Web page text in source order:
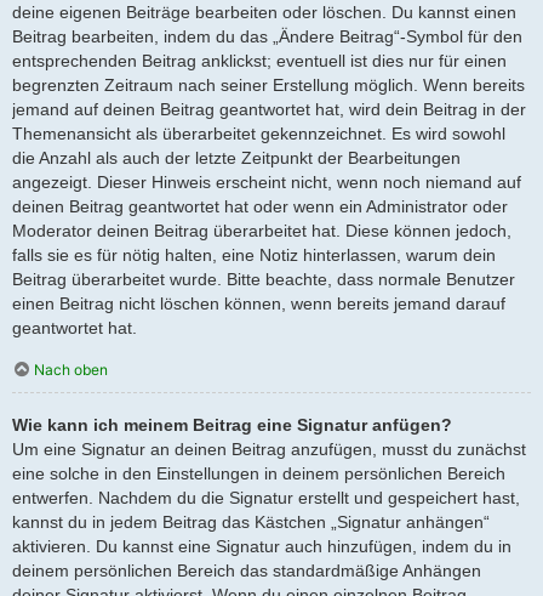
deine eigenen Beiträge bearbeiten oder löschen. Du kannst einen
Beitrag bearbeiten, indem du das „Ändere Beitrag“-Symbol für den
entsprechenden Beitrag anklickst; eventuell ist dies nur für einen
begrenzten Zeitraum nach seiner Erstellung möglich. Wenn bereits
jemand auf deinen Beitrag geantwortet hat, wird dein Beitrag in der
Themenansicht als überarbeitet gekennzeichnet. Es wird sowohl
die Anzahl als auch der letzte Zeitpunkt der Bearbeitungen
angezeigt. Dieser Hinweis erscheint nicht, wenn noch niemand auf
deinen Beitrag geantwortet hat oder wenn ein Administrator oder
Moderator deinen Beitrag überarbeitet hat. Diese können jedoch,
falls sie es für nötig halten, eine Notiz hinterlassen, warum dein
Beitrag überarbeitet wurde. Bitte beachte, dass normale Benutzer
einen Beitrag nicht löschen können, wenn bereits jemand darauf
geantwortet hat.
Nach oben
Wie kann ich meinem Beitrag eine Signatur anfügen?
Um eine Signatur an deinen Beitrag anzufügen, musst du zunächst
eine solche in den Einstellungen in deinem persönlichen Bereich
entwerfen. Nachdem du die Signatur erstellt und gespeichert hast,
kannst du in jedem Beitrag das Kästchen „Signatur anhängen“
aktivieren. Du kannst eine Signatur auch hinzufügen, indem du in
deinem persönlichen Bereich das standardmäßige Anhängen